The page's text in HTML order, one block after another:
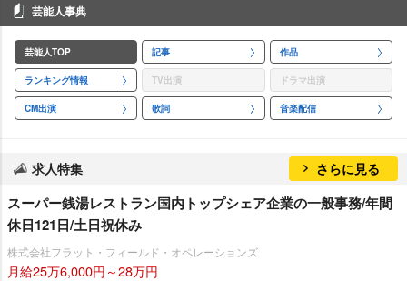
芸能人事典
芸能人TOP 記事 作品
ランキング情報 TV出演 ドラマ出演
CM出演 歌詞 音楽配信
求人特集 さらに見る
スーパー銭湯レストラン国内トップシェア企業の一般事務/年間
休日121日/土日祝休み
株式会社フラット・フィールド・オペレーションズ
月給25万6,000円～28万円